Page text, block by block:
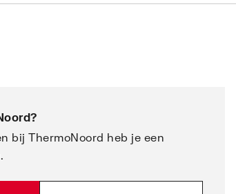
?
bij ThermoNoord heb je een